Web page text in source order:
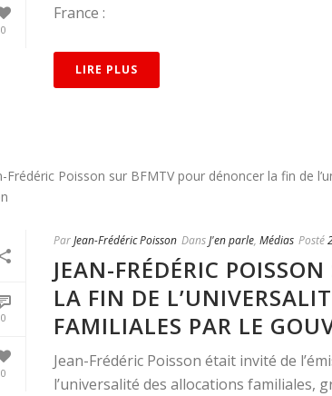
0
France :
LIRE PLUS
0
0
ParJean-Frédéric Poisson DansJ'en parle, Médias Posté
JEAN-FRÉDÉRIC
LA FIN DE
FAMILIALES PAR LE
Jean-Frédéric Poisson était invité de
l’universalité des allocations familiales,